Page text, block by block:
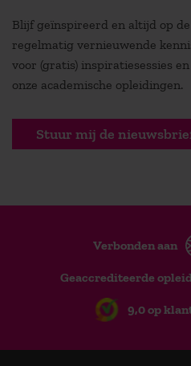
Blijf geïnspireerd en altijd op
regelmatig vernieuwende
voor (gratis) inspiratiesessies
onze academische opleidingen.
Stuur mij de
Verbonden aan
Geaccrediteerde
9,0 op